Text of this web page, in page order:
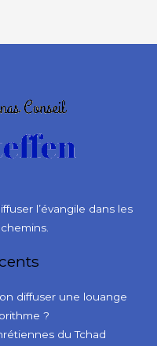
l’évangile dans les
diffuser une louange
?
du Tchad